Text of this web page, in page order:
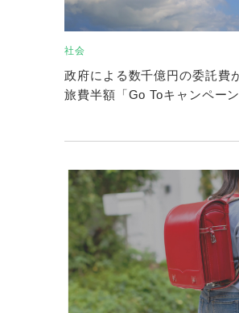
社会
政府による数千億円の委託費
旅費半額「Go Toキャンペー